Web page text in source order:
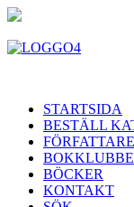
STARTSIDA
BESTÄLL
FÖRFATTARE
BÖCKER
KONTAKT